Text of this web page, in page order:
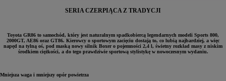
SERIA CZERPIĄCA Z TRADYCJI
Toyota GR86 to samochód, który jest naturalnym spadkobiercą legendarnych modeli Sports 800,
2000GT, AE86 oraz GT86. Kierowcy o sportowym zacięciu dostają to, co lubią najbardziej, a więc
napęd na tylną oś, pod maską nowy silnik Boxer o pojemności 2,4 l, świetny rozkład masy z niskim
środkiem ciężkości, a do tego prawdziwie sportową stylistykę w nowoczesnym wydaniu.
Mniejsza waga i mniejszy opór powietrza